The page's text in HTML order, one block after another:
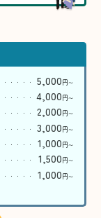
5,000円〜
4,000円〜
2,000円〜
3,000円〜
1,000円〜
1,500円〜
1,000円〜